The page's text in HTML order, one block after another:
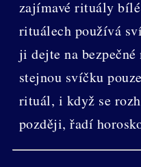
zajímavé rituály
rituálech používá
ji dejte na
stejnou svíčku
rituál, i když se
později, řadí